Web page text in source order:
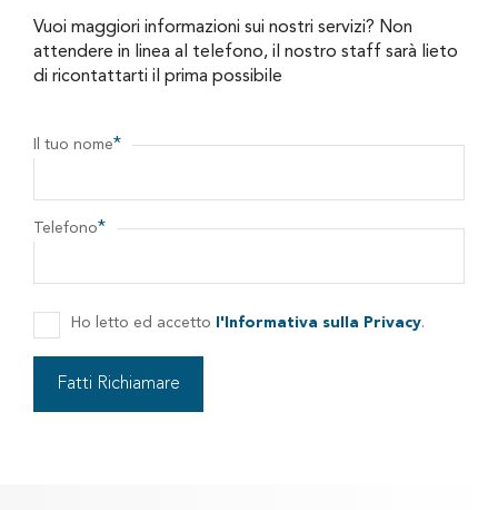
Vuoi maggiori informazioni sui nostri servizi? Non
attendere in linea al telefono, il nostro staff sarà lieto
di ricontattarti il prima possibile
Il tuo nome*
Telefono*
Ho letto ed accetto l'Informativa sulla Privacy.